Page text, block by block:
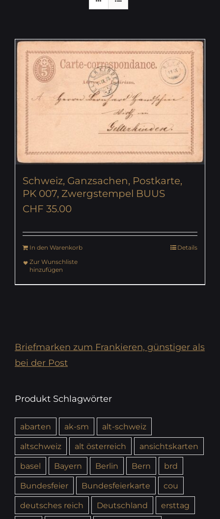
Schweiz, Ganzsachen, Postkarte,
PK 007, Zwergstempel BUUS
CHF 35.00
In den Warenkorb
Details
Zur Wunschliste
hinzufügen
Briefmarken zum Frankieren, günstiger als
bei der Post
Produkt Schlagwörter
abarten ak-sm
alt-schweiz
altschweiz
alt österreich
ansichtskarten
basel
Bayern Berlin Bern
brd
Bundesfeier
Bundesfeierkarte
cou
deutsches reich
Deutschland
ersttag